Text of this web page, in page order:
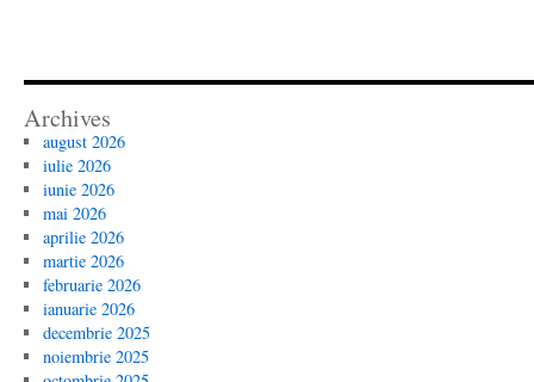
Archives
august 2026
iulie 2026
iunie 2026
mai 2026
aprilie 2026
martie 2026
februarie 2026
ianuarie 2026
decembrie 2025
noiembrie 2025